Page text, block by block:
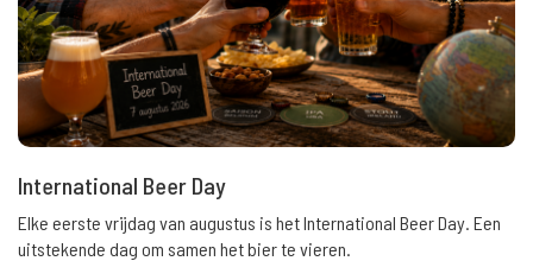
International Beer Day
Elke eerste vrijdag van augustus is het International Beer Day. Een
uitstekende dag om samen het bier te vieren.